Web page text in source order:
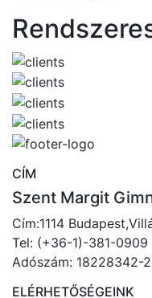
CÍM
Szent Margit
Cím:1114
Tel: (+36-1)-381-0909
Adószám: 18228342-
ELÉRHETŐSÉGEINK